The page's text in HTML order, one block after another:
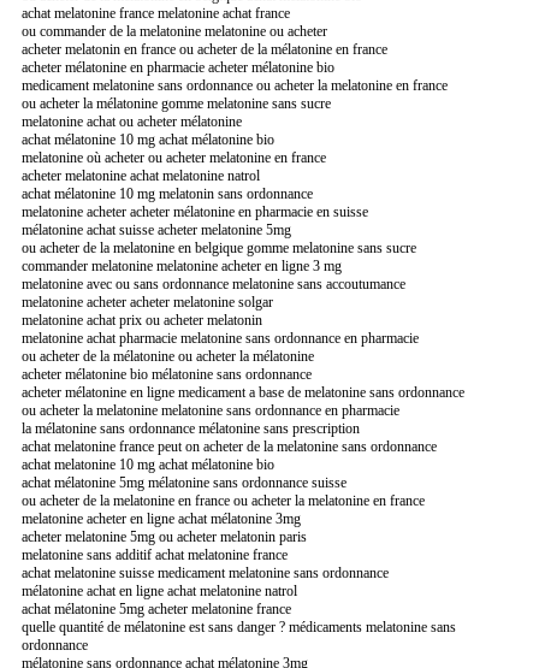
achat melatonine france melatonine achat france
ou commander de la melatonine melatonine ou acheter
acheter melatonin en france ou acheter de la mélatonine en france
acheter mélatonine en pharmacie acheter mélatonine bio
medicament melatonine sans ordonnance ou acheter la melatonine en france
ou acheter la mélatonine gomme melatonine sans sucre
melatonine achat ou acheter mélatonine
achat mélatonine 10 mg achat mélatonine bio
melatonine où acheter ou acheter melatonine en france
acheter melatonine achat melatonine natrol
achat mélatonine 10 mg melatonin sans ordonnance
melatonine acheter acheter mélatonine en pharmacie en suisse
mélatonine achat suisse acheter melatonine 5mg
ou acheter de la melatonine en belgique gomme melatonine sans sucre
commander melatonine melatonine acheter en ligne 3 mg
melatonine avec ou sans ordonnance melatonine sans accoutumance
melatonine acheter acheter melatonine solgar
melatonine achat prix ou acheter melatonin
melatonine achat pharmacie melatonine sans ordonnance en pharmacie
ou acheter de la mélatonine ou acheter la mélatonine
acheter mélatonine bio mélatonine sans ordonnance
acheter mélatonine en ligne medicament a base de melatonine sans ordonnance
ou acheter la melatonine melatonine sans ordonnance en pharmacie
la mélatonine sans ordonnance mélatonine sans prescription
achat melatonine france peut on acheter de la melatonine sans ordonnance
achat melatonine 10 mg achat mélatonine bio
achat mélatonine 5mg mélatonine sans ordonnance suisse
ou acheter de la melatonine en france ou acheter la melatonine en france
melatonine acheter en ligne achat mélatonine 3mg
acheter melatonine 5mg ou acheter melatonin paris
melatonine sans additif achat melatonine france
achat melatonine suisse medicament melatonine sans ordonnance
mélatonine achat en ligne achat melatonine natrol
achat mélatonine 5mg acheter melatonine france
quelle quantité de mélatonine est sans danger ? médicaments melatonine sans
ordonnance
mélatonine sans ordonnance achat mélatonine 3mg